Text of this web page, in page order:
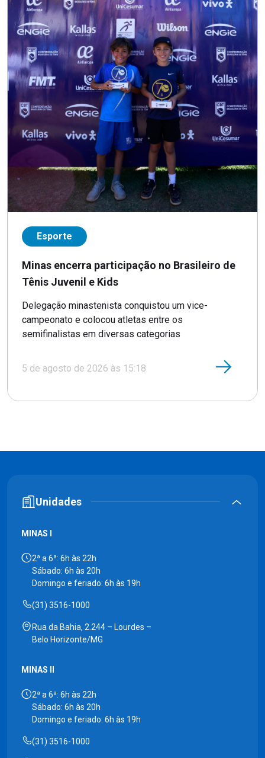
Esporte
Minas encerra participação no Brasileiro de
Tênis Juvenil e Kids
Delegação minastenista conquistou um vice-
campeonato e colocou atletas entre os
semifinalistas em diversas categorias
5 de agosto de 2026 às 15:18
Unidades
MINAS I
2ª a 6ª: 6h às 22h
Sábado: 6h às 20h
Domingo e feriado: 6h às 19h
(31) 3516-1000
Rua da Bahia, 2.244 – Lourdes –
Belo Horizonte/MG
MINAS II
2ª a 6ª: 6h às 22h
Sábado: 6h às 20h
Domingo e feriado: 6h às 19h
(31) 3516-1000